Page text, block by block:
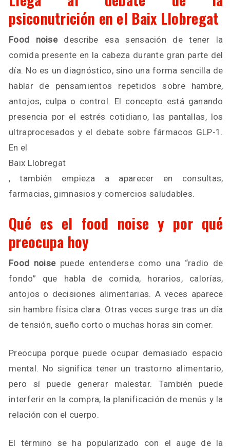
psiconutrición en el Baix Llobregat
Food noisedescribe esa sensación de tener la
comida presente en la cabeza durante gran parte del
día. No es un diagnóstico, sino una forma sencilla de
hablar de pensamientos repetidos sobre hambre,
antojos, culpa o control. El concepto está ganando
presencia por el estrés cotidiano, las pantallas, los
ultraprocesados y el debate sobre fármacos GLP-1.
En el
Baix Llobregat
, también empieza a aparecer en consultas,
farmacias, gimnasios y comercios saludables.
Qué es el food noise y por qué
preocupa hoy
Food noisepuede entenderse como una “radio de
fondo” que habla de comida, horarios, calorías,
antojos o decisiones alimentarias. A veces aparece
sin hambre física clara. Otras veces surge tras un día
de tensión, sueño corto o muchas horas sin comer.
Preocupa porque puede ocupar demasiado espacio
mental. No significa tener un trastorno alimentario,
pero sí puede generar malestar. También puede
interferir en la compra, la planificación de menús y la
relación con el cuerpo.
El término se ha popularizado con el auge de la